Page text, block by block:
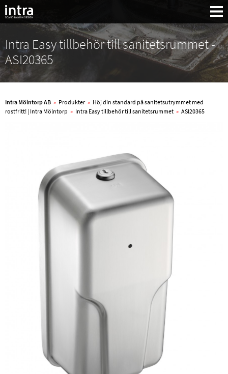
Intra Easy tillbehör till sanitetsrummet -
ASI20365
Intra Mölntorp AB » Produkter » Höj din standard på sanitetsutrymmet med
rostfritt! | Intra Mölntorp » Intra Easy tillbehör till sanitetsrummet » ASI20365